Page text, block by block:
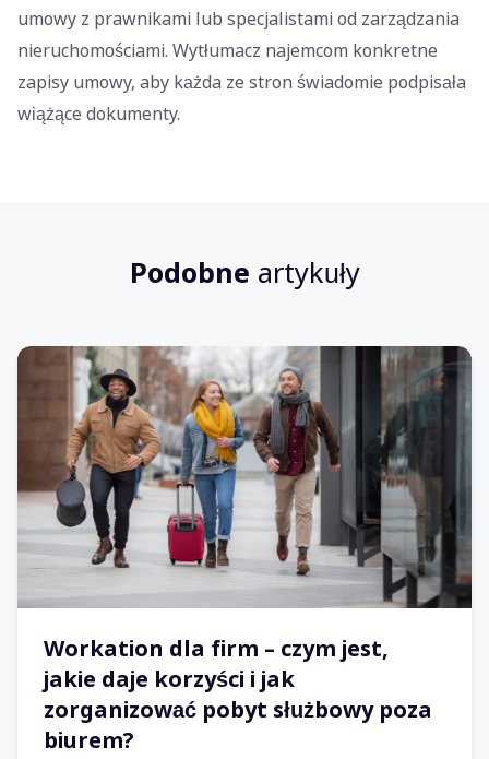
umowy z prawnikami lub specjalistami od zarządzania
nieruchomościami. Wytłumacz najemcom konkretne
zapisy umowy, aby każda ze stron świadomie podpisała
wiążące dokumenty.
Podobne artykuły
Workation dla firm – czym jest,
jakie daje korzyści i jak
zorganizować pobyt służbowy poza
biurem?